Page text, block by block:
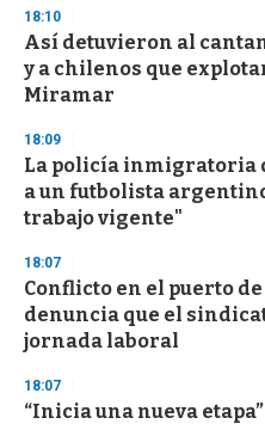
18:10
Así detuvieron al
y a chilenos que
Miramar
18:09
La policía inmigratoria
a un futbolista
trabajo vigente"
18:07
Conflicto en el puerto de
denuncia que el
jornada laboral
18:07
“Inicia una nueva